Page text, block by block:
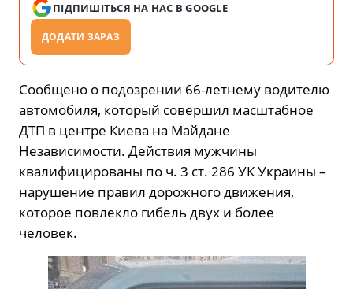
ПІДПИШІТЬСЯ НА НАС В GOOGLE
ДОДАТИ ЗАРАЗ
Сообщено о подозрении 66-летнему водителю
автомобиля, который совершил масштабное
ДТП в центре Киева на Майдане
Независимости. Действия мужчины
квалифицированы по ч. 3 ст. 286 УК Украины –
нарушение правил дорожного движения,
которое повлекло гибель двух и более
человек.